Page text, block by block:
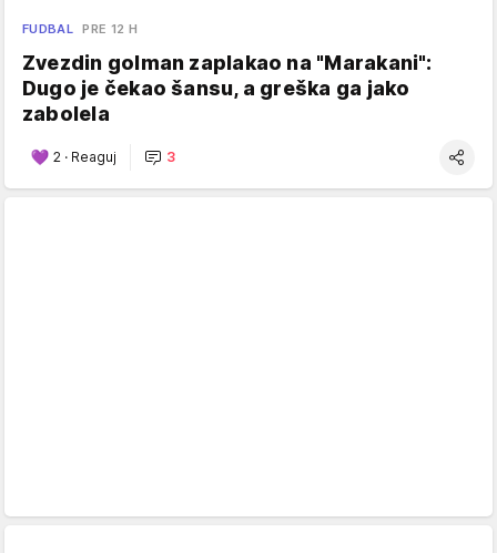
FUDBAL PRE 12 H
Zvezdin golman zaplakao na "Marakani":
Dugo je čekao šansu, a greška ga jako
zabolela
2 · Reaguj 3